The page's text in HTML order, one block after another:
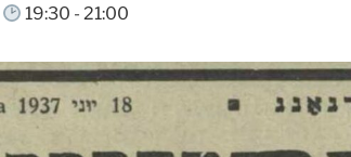
19:30 -21:00